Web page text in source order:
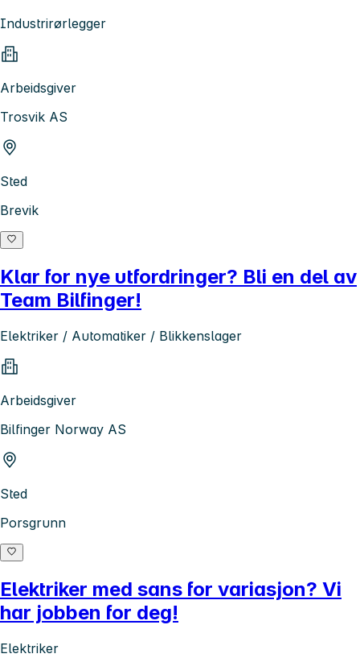
Industrirørlegger
Arbeidsgiver
Trosvik AS
Sted
Brevik
Klar for nye utfordringer? Bli en del av
Team Bilfinger!
Elektriker / Automatiker / Blikkenslager
Arbeidsgiver
Bilfinger Norway AS
Sted
Porsgrunn
Elektriker med sans for variasjon? Vi
har jobben for deg!
Elektriker